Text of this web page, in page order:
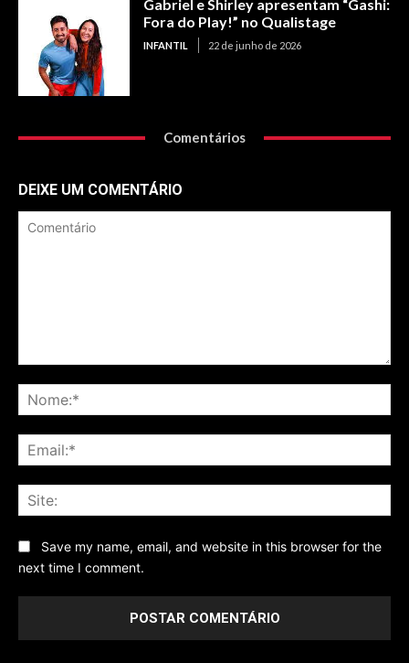
Gabriel e Shirley apresentam “Gashi:
Fora do Play!” no Qualistage
INFANTIL 22 de junho de 2026
Comentários
DEIXE UM COMENTÁRIO
Save my name, email, and website in this browser for the
next time I comment.